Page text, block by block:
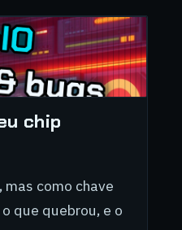
chip
como chave
que quebrou, e o